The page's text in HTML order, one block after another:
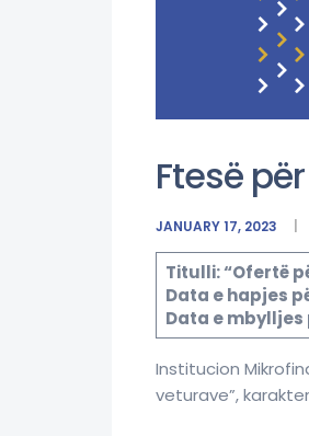
Ftesë
JANUARY 17, 2023
Titulli: “Ofertë
Data e hapjes
Data e mbylljes
Institucion
veturave”,